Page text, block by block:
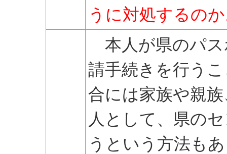
うに対処するの
本人が県のパス
請手続きを行う
合には家族や親
人として、県の
うという方法も